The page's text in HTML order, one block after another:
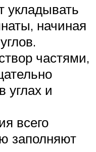
укладывать
начиная
частями,
углах и
всего
заполняют